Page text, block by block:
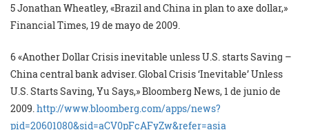
5 Jonathan Wheatley, «Brazil and China in plan to axe dollar,»
Financial Times, 19 de mayo de 2009.
6 «Another Dollar Crisis inevitable unless U.S. starts Saving –
China central bank adviser. Global Crisis ‘Inevitable’ Unless
U.S. Starts Saving, Yu Says,» Bloomberg News, 1 de junio de
2009. http://www.bloomberg.com/apps/news?
pid=20601080&sid=aCV0pFcAFyZw&refer=asia